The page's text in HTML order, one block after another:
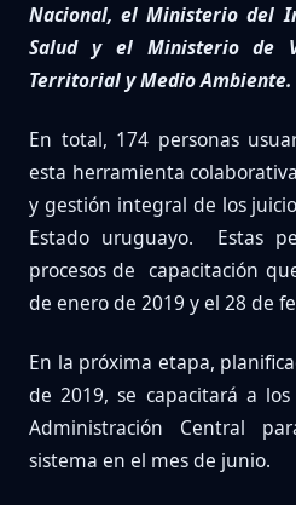
Nacional, el Ministerio del
Salud y el Ministerio de
Territorial y Medio Ambiente.
En total, 174 personas
esta herramienta
y gestión integral de los
Estado uruguayo. Estas
procesos de capacitación
de enero de 2019 y el 28 de
En la próxima etapa,
de 2019, se capacitará a
Administración Central
sistema en el mes de junio.